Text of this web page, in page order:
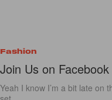
Fashion
Join Us on Facebook
Yeah I know I’m a bit late on